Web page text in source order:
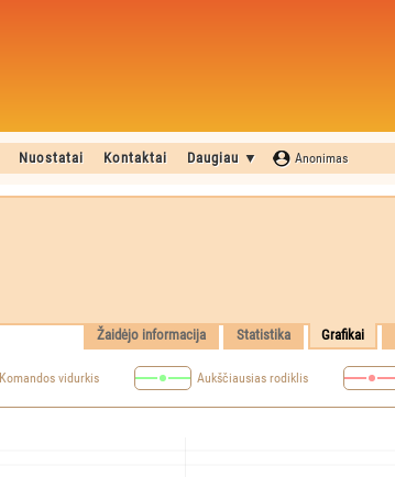
Nuostatai Kontaktai Daugiau ▼ Anonimas
Žaidėjo informacija Statistika Grafikai
Komandos vidurkis Aukščiausias rodiklis